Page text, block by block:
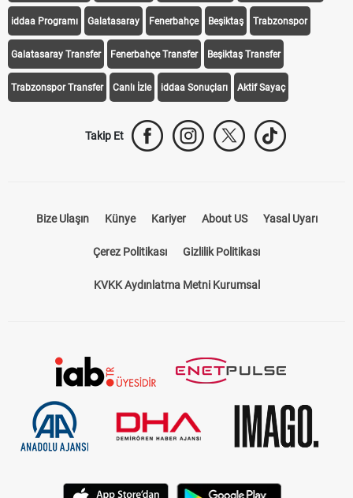
iddaa Programı Galatasaray Fenerbahçe Beşiktaş Trabzonspor
Galatasaray Transfer Fenerbahçe Transfer Beşiktaş Transfer
Trabzonspor Transfer Canlı İzle iddaa Sonuçları Aktif Sayaç
Takip Et
Bize Ulaşın Künye Kariyer About US Yasal Uyarı
Çerez Politikası Gizlilik Politikası
KVKK Aydınlatma Metni Kurumsal